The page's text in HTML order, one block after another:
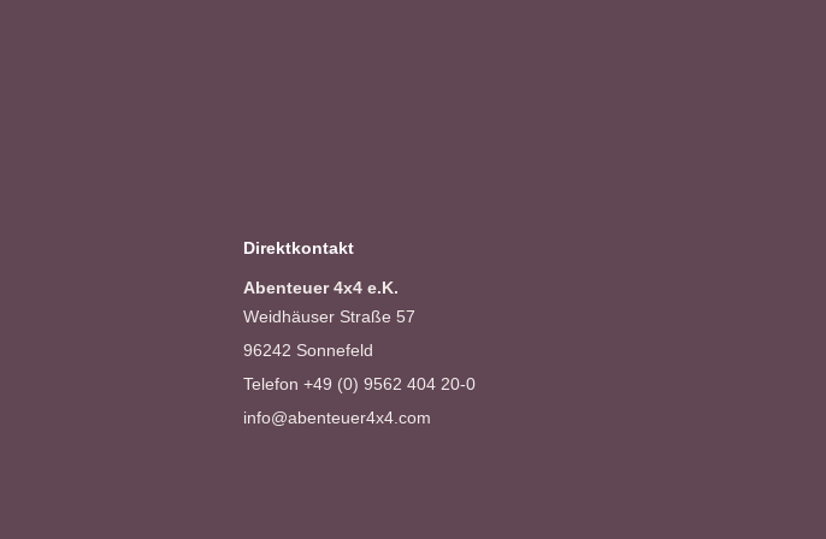
Direktkontakt
Abenteuer 4x4 e.K.
Weidhäuser Straße 57
96242 Sonnefeld
Telefon +49 (0) 9562 404 20-0
info@abenteuer4x4.com